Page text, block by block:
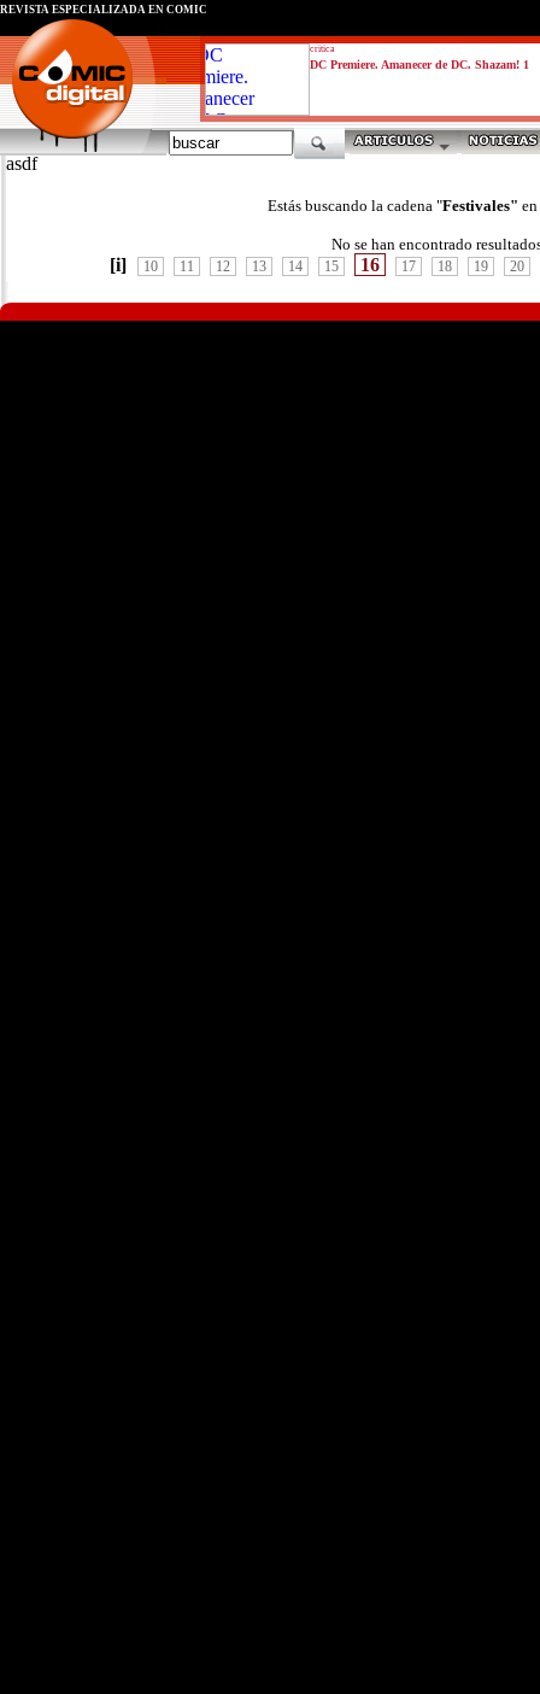
critica
DC Premiere. Amanecer de DC. Shazam! 1
REVISTA ESPECIALIZADA EN CÓMIC
asdf
Estás buscando la cadena "Festivales"
No se han encontrado
[i] 10 11 12 13 14 15 16 17 18 19 20